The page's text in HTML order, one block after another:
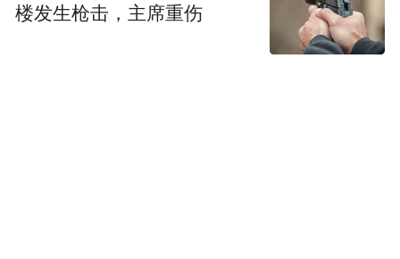
楼发生枪击，主席重伤